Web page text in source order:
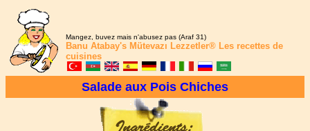
Mangez, buvez mais n'abusez pas (Araf 31)
Banu Atabay's Mütevazı Lezzetler® Les recettes de
cuisines
Salade aux Pois Chiches